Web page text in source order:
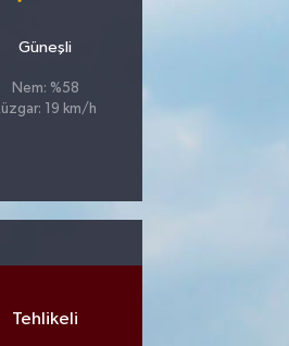
Güneşli
Nem: %58
19 km/h
Tehlikeli